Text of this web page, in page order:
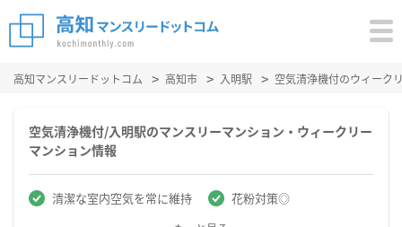
高知マンスリードットコム 高知市 入明駅 空気清浄機付のウィーク
空気清浄機付/入明駅のマンスリーマンション・ウィークリー
マンション情報
清潔な室内空気を常に維持 花粉対策◎